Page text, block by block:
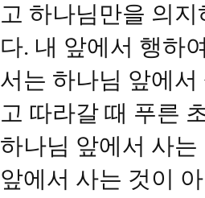
고 하나님만을 의
다. 내 앞에서 행하
서는 하나님 앞에
고 따라갈 때 푸른
하나님 앞에서 사
앞에서 사는 것이